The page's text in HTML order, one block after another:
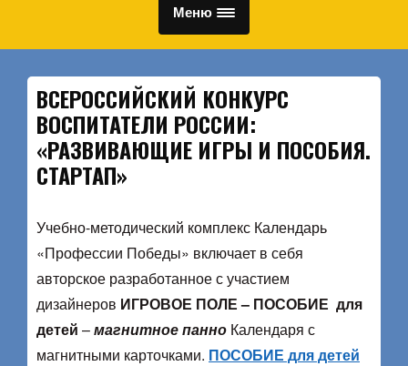
Меню
ВСЕРОССИЙСКИЙ КОНКУРС
ВОСПИТАТЕЛИ РОССИИ:
«РАЗВИВАЮЩИЕ ИГРЫ И ПОСОБИЯ.
СТАРТАП»
Учебно-методический комплекс Календарь
«Профессии Победы» включает в себя
авторское разработанное с участием
дизайнеров ИГРОВОЕ ПОЛЕ – ПОСОБИЕ для
детей –магнитное панно Календаря с
магнитными карточками. ПОСОБИЕ для детей